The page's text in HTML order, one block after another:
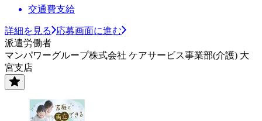
交通費支給
詳細を見る
応募画面に進む
派遣労働者
マンパワーグループ株式会社 ケアサービス事業部(介護) 大
宮支店